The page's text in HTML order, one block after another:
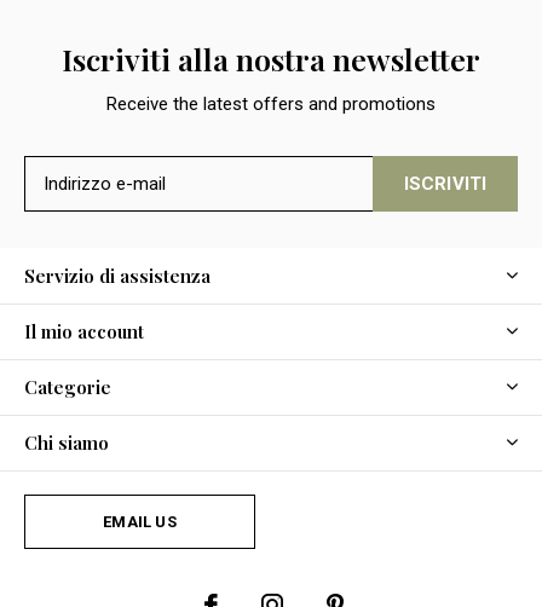
Iscriviti alla nostra newsletter
Receive the latest offers and promotions
ISCRIVITI
Servizio di assistenza
Il mio account
Categorie
Chi siamo
EMAIL US